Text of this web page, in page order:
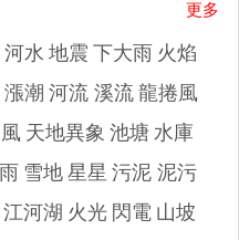
更多
河水 地震 下大雨 火焰
漲潮 河流 溪流 龍捲風
天地異象 池塘 水庫
雪地 星星 污泥 泥污
江河湖 火光 閃電 山坡